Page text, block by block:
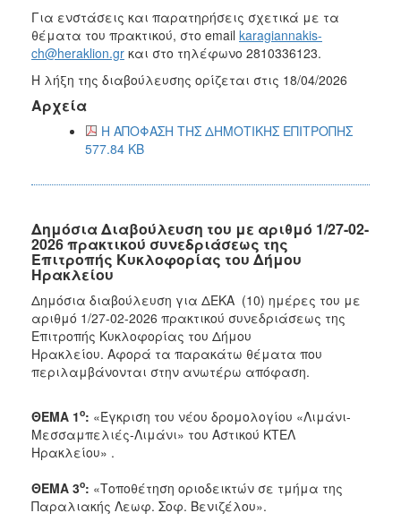
Για ενστάσεις και παρατηρήσεις σχετικά με τα
θέματα του πρακτικού, στο email karagiannakis-
ch@heraklion.gr και στο τηλέφωνο 2810336123.
Η λήξη της διαβούλευσης ορίζεται στις 18/04/2026
Αρχεία
Η ΑΠΟΦΑΣΗ ΤΗΣ ΔΗΜΟΤΙΚΗΣ ΕΠΙΤΡΟΠΗΣ
577.84 KB
Δημόσια Διαβούλευση του με αριθμό 1/27-02-
2026 πρακτικού συνεδριάσεως της
Επιτροπής Κυκλοφορίας του Δήμου
Ηρακλείου
Δημόσια διαβούλευση για ΔEΚΑ (10) ημέρες του με
αριθμό 1/27-02-2026 πρακτικού συνεδριάσεως της
Επιτροπής Κυκλοφορίας του Δήμου
Ηρακλείου. Αφορά τα παρακάτω θέματα που
περιλαμβάνονται στην ανωτέρω απόφαση.
ΘΕΜΑ 1ο: «Έγκριση του νέου δρομολογίου «Λιμάνι-
Μεσσαμπελιές-Λιμάνι» του Αστικού ΚΤΕΛ
Ηρακλείου» .
ΘΕΜΑ 3ο: «Τοποθέτηση οριοδεικτών σε τμήμα της
Παραλιακής Λεωφ. Σοφ. Βενιζέλου».